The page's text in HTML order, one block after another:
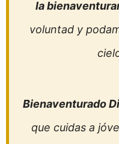
la
voluntad y
Bienaventurado
que cuidas a